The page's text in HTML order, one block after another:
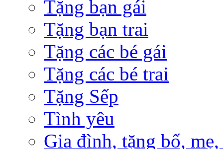
Tặng bạn gái
Tặng bạn trai
Tặng các bé gái
Tặng các bé trai
Tặng Sếp
Tình yêu
Gia đình, tặng bố,